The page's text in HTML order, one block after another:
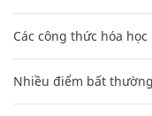
Các công thức hóa
Nhiều điểm bất